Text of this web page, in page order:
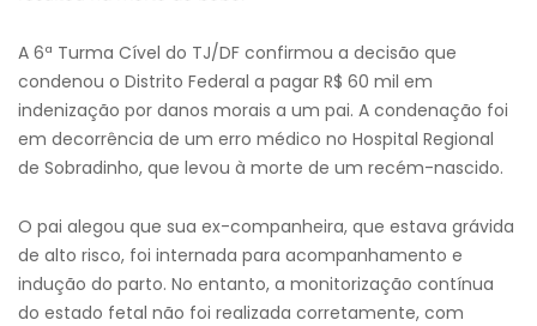
A 6ª Turma Cível do TJ/DF confirmou a decisão que
condenou o Distrito Federal a pagar R$ 60 mil em
indenização por danos morais a um pai. A condenação foi
em decorrência de um erro médico no Hospital Regional
de Sobradinho, que levou à morte de um recém-nascido.
O pai alegou que sua ex-companheira, que estava grávida
de alto risco, foi internada para acompanhamento e
indução do parto. No entanto, a monitorização contínua
do estado fetal não foi realizada corretamente, com